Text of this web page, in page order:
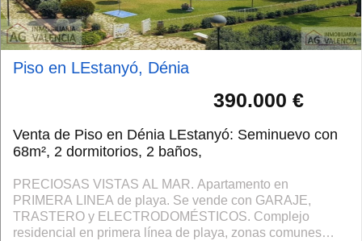
Piso en LEstanyó, Dénia
390.000 €
Venta de Piso en Dénia LEstanyó: Seminuevo con
68m², 2 dormitorios, 2 baños,
PRECIOSAS VISTAS AL MAR. Apartamento en
PRIMERA LINEA de playa. Se vende con GARAJE,
TRASTERO y ELECTRODOMÉSTICOS. Complejo
residencial en primera línea de playa, zonas comunes